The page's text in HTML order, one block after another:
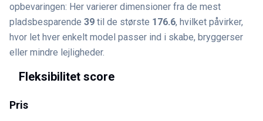
opbevaringen: Her varierer dimensioner fra de mest
pladsbesparende 39 til de største 176.6, hvilket påvirker,
hvor let hver enkelt model passer ind i skabe, bryggerser
eller mindre lejligheder.
Fleksibilitet score
Pris